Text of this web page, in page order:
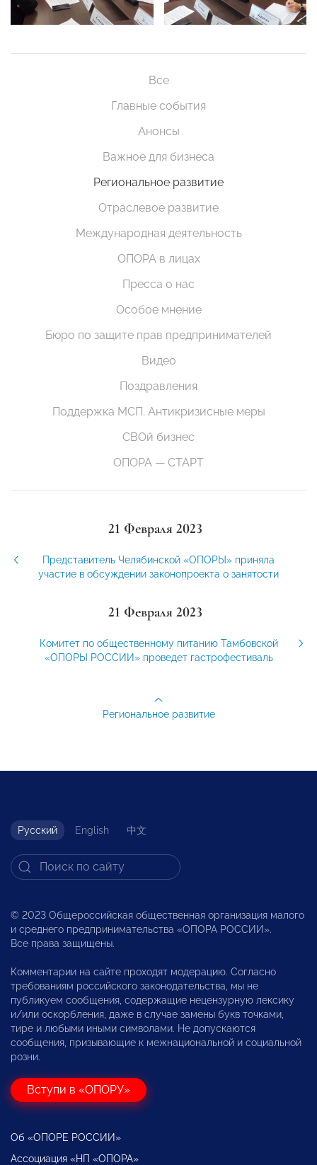
Все
Главные события
Анонсы
Важное для бизнеса
Региональное развитие
Отраслевое развитие
Международная деятельность
ОПОРА в лицах
Пресса о нас
Особое мнение
Бюро по защите прав предпринимателей
Видео
Поздравления
Поддержка МСП. Антикризисные меры
СВОй бизнес
ОПОРА — СТАРТ
21 Февраля 2023
Представитель Челябинской «ОПОРЫ» приняла
участие в обсуждении законопроекта о занятости
21 Февраля 2023
Комитет по общественному питанию Тамбовской
«ОПОРЫ РОССИИ» проведет гастрофестиваль
Региональное развитие
Русский English 中文
© 2023 Общероссийская общественная организация малого
и среднего предпринимательства «ОПОРА РОССИИ».
Все права защищены.
Комментарии на сайте проходят модерацию. Согласно
требованиям российского законодательства, мы не
публикуем сообщения, содержащие нецензурную лексику
и/или оскорбления, даже в случае замены букв точками,
тире и любыми иными символами. Не допускаются
сообщения, призывающие к межнациональной и социальной
розни.
Вступи в «ОПОРУ»
Об «ОПОРЕ РОССИИ»
Ассоциация «НП «ОПОРА»